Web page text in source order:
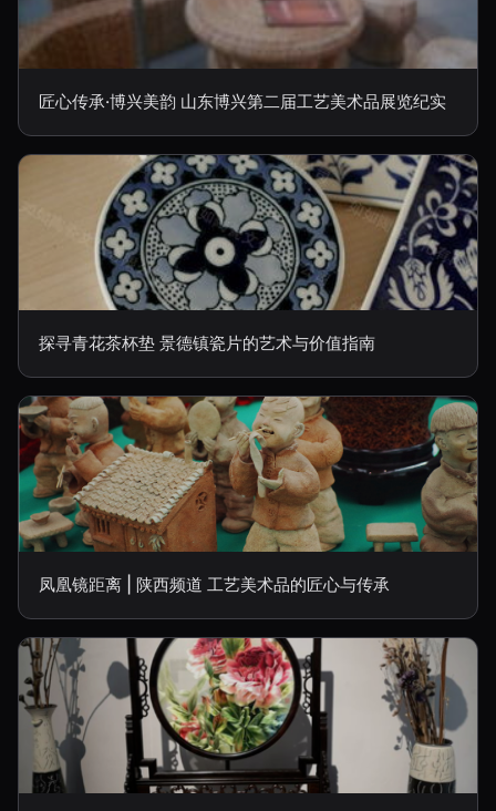
匠心传承·博兴美韵 山东博兴第二届工艺美术品展览纪实
探寻青花茶杯垫 景德镇瓷片的艺术与价值指南
凤凰镜距离 | 陕西频道 工艺美术品的匠心与传承